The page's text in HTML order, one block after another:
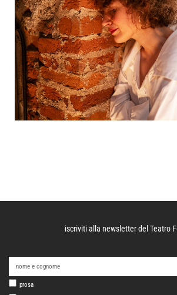
iscriviti alla newsletter del Teatro
prosa